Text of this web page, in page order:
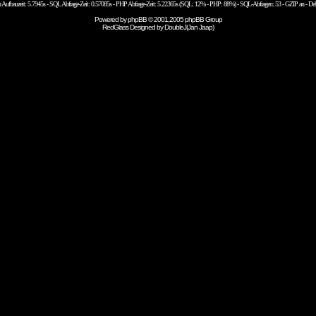
Aufbauzeit: 5.7945s - SQL Abfrage-Zeit: 0.57085s - PHP Abfrage-Zeit: 5.22365s (SQL: 12% - PHP: 88%) - SQL-Abfragen: 53 - GZIP an -
Powered byphpBB© 2001,2005 phpBB Group
RedGlass Designed byDoubleJ(Jan Jaap)